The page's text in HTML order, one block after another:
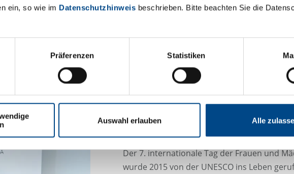
ein, so wie im Datenschutzhinweis beschrieben. Bitte beachten Sie die
Präferenzen Statistiken
Auswahl erlauben Alle
Bitte sehen Sie sich auch unser Video an:
Bei Fragen zu den von GBA Pharma Labs
Dienstleistungen kontaktieren Sie uns
INTERNATIONALER TAG DER
MÄDCHEN IN DER
Der 7. internationale Tag der Frauen und
wurde 2015 von der UNESCO ins Leben